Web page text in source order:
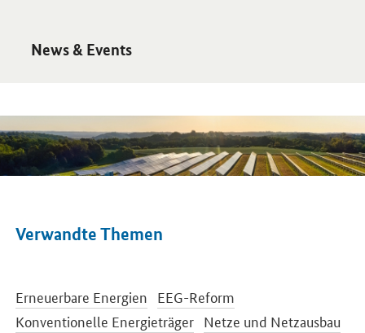
News & Events
Öffnet Einzelsicht
Verwandte Themen
Erneuerbare Energien EEG-Reform
Konventionelle Energieträger Netze und Netzausbau